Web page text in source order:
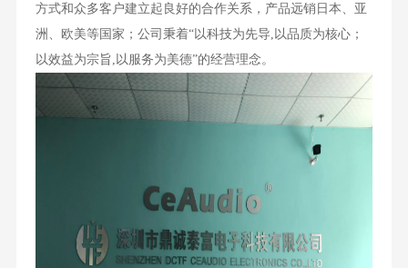
方式和众多客户建立起良好的合作关系，产品远销日本、亚
洲、欧美等国家；公司秉着“以科技为先导,以品质为核心；
以效益为宗旨,以服务为美德”的经营理念。